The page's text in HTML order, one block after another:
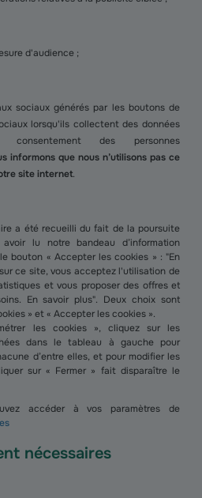
d'audience ;
sociaux générés par les boutons de
lorsqu'ils collectent des données
consentement des personnes
informons que nous n’utilisons pas ce
site internet.
a été recueilli du fait de la poursuite
lu notre bandeau d’information
bouton « Accepter les cookies » : "En
ce site, vous acceptez l'utilisation de
et vous proposer des offres et
En savoir plus". Deux choix sont
» et « Accepter les cookies ».
les cookies », cliquez sur les
dans le tableau à gauche pour
d’entre elles, et pour modifier les
sur « Fermer » fait disparaître le
accéder à vos paramètres de
nécessaires